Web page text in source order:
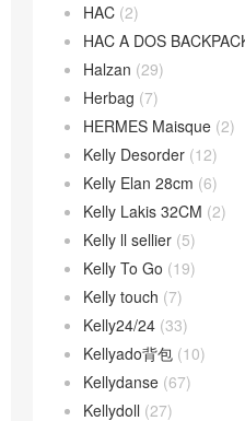
HAC (2)
HAC A DOS
Halzan (29)
Herbag (7)
HERMES Maisque (2)
Kelly Desorder (12)
Kelly Elan 28cm (6)
Kelly Lakis 32CM (2)
Kelly ll sellier (5)
Kelly To Go (19)
Kelly touch (7)
Kelly24/24 (33)
Kellyado背包 (10)
Kellydanse (67)
Kellydoll (27)